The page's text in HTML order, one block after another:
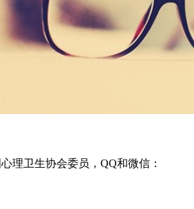
理卫生协会委员，QQ和微信：